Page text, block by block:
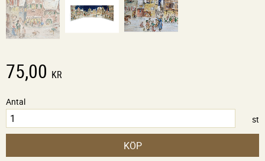
75,00 KR
Antal
st
KÖP